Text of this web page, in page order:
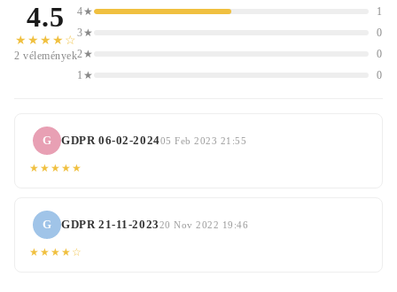
4.5
★★★★☆
2 vélemények
4★
1
3★
0
2★
0
1★
0
G GDPR 06-02-202405 Feb 2023 21:55
★★★★★
G GDPR 21-11-202320 Nov 2022 19:46
★★★★☆